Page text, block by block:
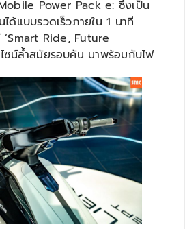
Power Pack e: ซึ่งเป็น
ด้แบบรวดเร็วภายใน 1 นาที
Ride, Future
ซน์ล้ำสมัยรอบคัน มาพร้อมกับไฟ